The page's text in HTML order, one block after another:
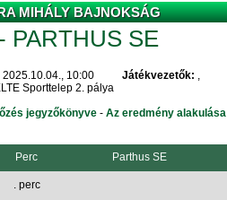
MIHÁLY BAJNOKSÁG
PARTHUS SE
2025.10.04., 10:00 Játékvezetők: ,
Sporttelep 2. pálya
jegyzőkönyve - Az eredmény alakulása
Perc Parthus SE
. perc